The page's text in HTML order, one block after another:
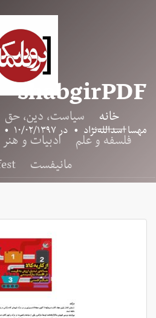
خانه سیاست، دین، حق
فلسفه و علم
ادبیات و هنر
مانیفست
shabgirPDF
مهسا اسدالله‌نژاد • در۱۰/۰۲/۱۳۹۷ •